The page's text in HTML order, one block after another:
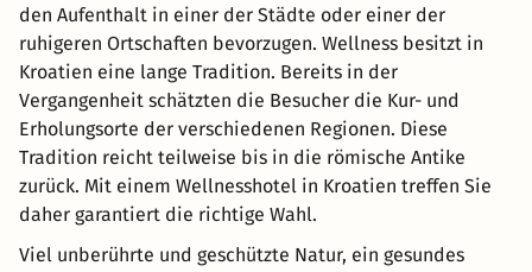
den Aufenthalt in einer der Städte oder einer der
ruhigeren Ortschaften bevorzugen. Wellness besitzt in
Kroatien eine lange Tradition. Bereits in der
Vergangenheit schätzten die Besucher die Kur- und
Erholungsorte der verschiedenen Regionen. Diese
Tradition reicht teilweise bis in die römische Antike
zurück. Mit einem Wellnesshotel in Kroatien treffen Sie
daher garantiert die richtige Wahl.
Viel unberührte und geschützte Natur, ein gesundes